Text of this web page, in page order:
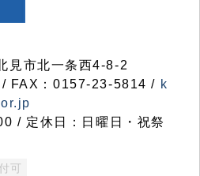
市北一条西4-8-2
FAX：0157-23-5814 / k
/ 定休日：日曜日・祝祭
可